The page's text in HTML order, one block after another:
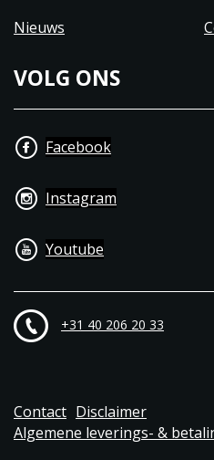
Nieuws
VOLG ONS
Facebook
Instagram
Youtube
+31 40 206 20 33
Contact Disclaimer
Algemene leverings- &